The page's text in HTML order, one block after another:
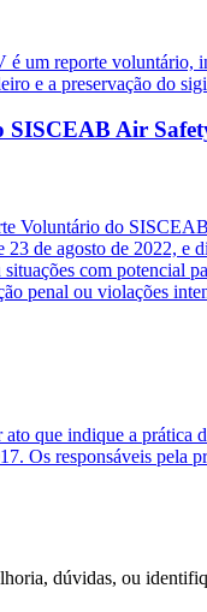
um reporte voluntário,
e a preservação do
SISCEAB Air
Voluntário do
de agosto de 2022, e
com potencial
penal ou violações
que indique a prática
Os responsáveis pela
dúvidas, ou